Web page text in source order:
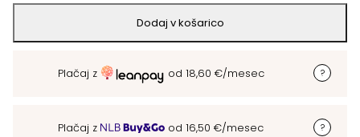
omara
Adrano
Dodaj v košarico
Plačaj z od 18,60 €/mesec
Plačaj z od 16,50 €/mesec